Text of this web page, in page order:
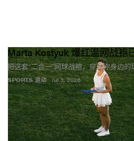
SPORTS 运动
Marta Kostyuk 爆红温网战袍
把这套“二合一”网球战袍，穿到你身边的
Jul 3, 2026